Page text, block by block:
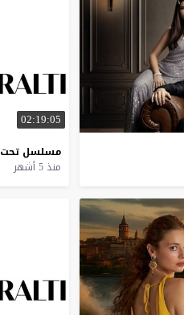
02:19:05
مسلسل تحت
منذ 5 أشهر